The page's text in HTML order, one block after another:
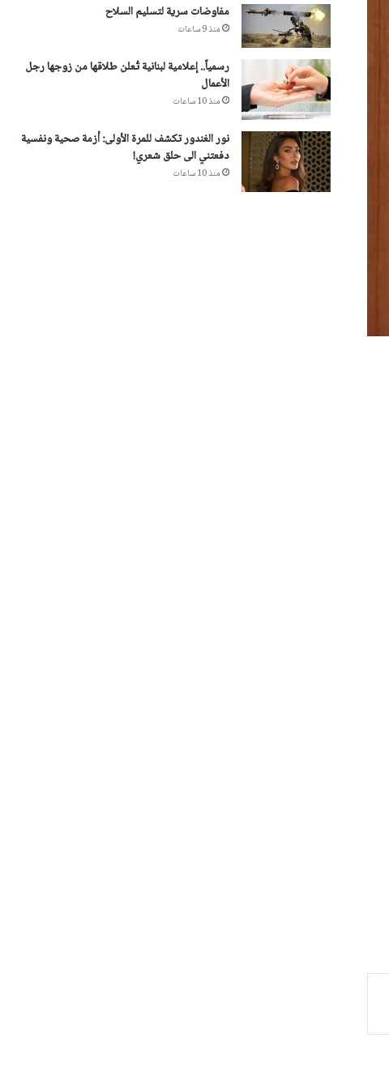
مفاوضات سرية لتسليم السلاح
منذ 9 ساعات
رسمياً.. إعلامية لبنانية تُعلن طلاقها من زوجها رجل
الأعمال
منذ 10 ساعات
نور الغندور تكشف للمرة الأولى: أزمة صحية ونفسية
دفعتني الى حلق شعري!
منذ 10 ساعات